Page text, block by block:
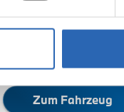
2
Zum Fahrzeug